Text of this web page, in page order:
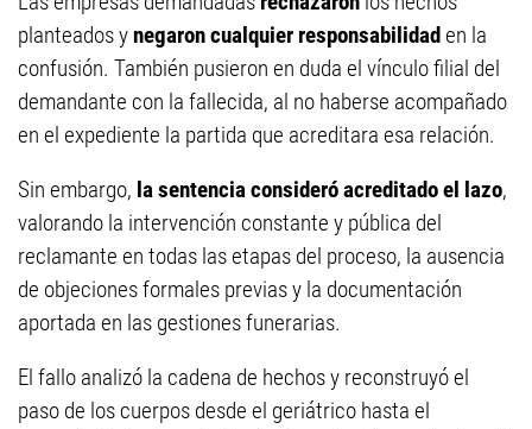
planteados ynegaron cualquier responsabilidaden la
confusión. También pusieron en duda el vínculo filial del
demandante con la fallecida, al no haberse acompañado
en el expediente la partida que acreditara esa relación.
Sin embargo, la sentencia consideró acreditado el lazo,
valorando la intervención constante y pública del
reclamante en todas las etapas del proceso, la ausencia
de objeciones formales previas y la documentación
aportada en las gestiones funerarias.
El fallo analizó la cadena de hechos y reconstruyó el
paso de los cuerpos desde el geriátrico hasta el